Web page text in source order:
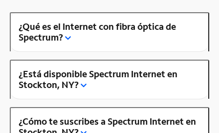
¿Qué es el Internet con fibra óptica de
Spectrum?
¿Está disponible Spectrum Internet en
Stockton, NY?
¿Cómo te suscribes a Spectrum Internet en